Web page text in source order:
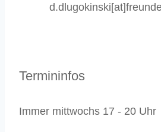
Termininfos
Immer mittwochs 17 - 20 Uhr